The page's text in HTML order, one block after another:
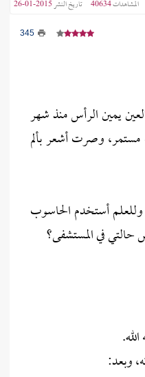
المشاهدات40634 تاريخ النشر2015-01-26
345
يمين الرأس منذ شهر
مستمر، وصرت أشعر بألم
أستخدم الحاسوب
وبعد: